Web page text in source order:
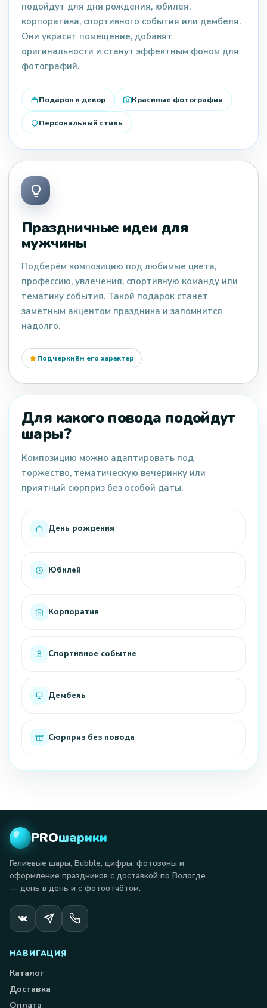
подойдут для дня рождения, юбилея,
корпоратива, спортивного события или дембеля.
Они украсят помещение, добавят
оригинальности и станут эффектным фоном для
фотографий.
Подарок и декор Красивые фотографии
Персональный стиль
Праздничные идеи для
мужчины
Подберём композицию под любимые цвета,
профессию, увлечения, спортивную команду или
тематику события. Такой подарок станет
заметным акцентом праздника и запомнится
надолго.
Подчеркнём его характер
Для какого повода подойдут
шары?
Композицию можно адаптировать под
торжество, тематическую вечеринку или
приятный сюрприз без особой даты.
День рождения
Юбилей
Корпоратив
Спортивное событие
Дембель
Сюрприз без повода
PROшарики
Гелиевые шары, Bubble, цифры, фотозоны и
оформление праздников с доставкой по Вологде
— день в день и с фотоотчётом.
НАВИГАЦИЯ
Каталог
Доставка
Оплата